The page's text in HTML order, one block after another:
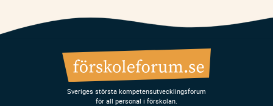
Sveriges största kompetensutvecklingsforum
för all personal i förskolan.